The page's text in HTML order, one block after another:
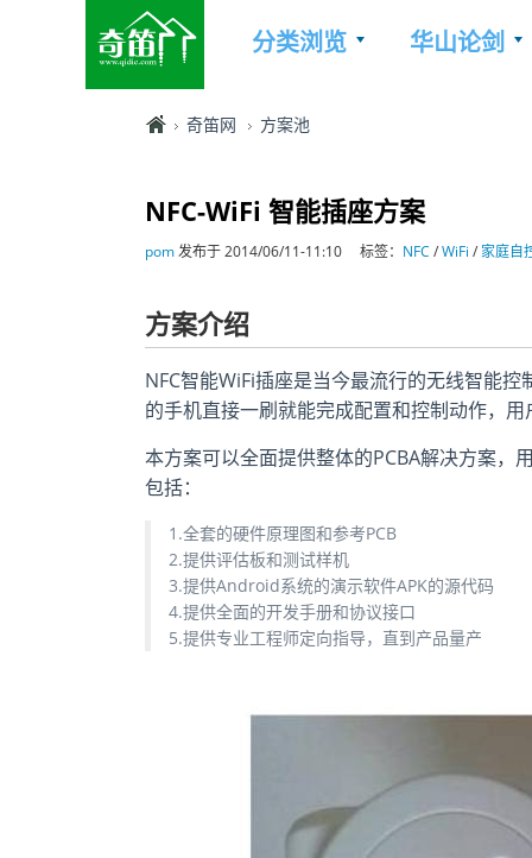
分类浏览 华山论剑
奇笛网 方案池
NFC-WiFi 智能插座方案
pom发布于 2014/06/11-11:10 标签： NFC /WiFi / 家庭自
方案介绍
NFC智能WiFi插座是当今最流行的无线智能
的手机直接一刷就能完成配置和控制动作，
本方案可以全面提供整体的PCBA解决方案，
包括：
1.全套的硬件原理图和参考PCB
2.提供评估板和测试样机
3.提供Android系统的演示软件APK的源代码
4.提供全面的开发手册和协议接口
5.提供专业工程师定向指导，直到产品量产